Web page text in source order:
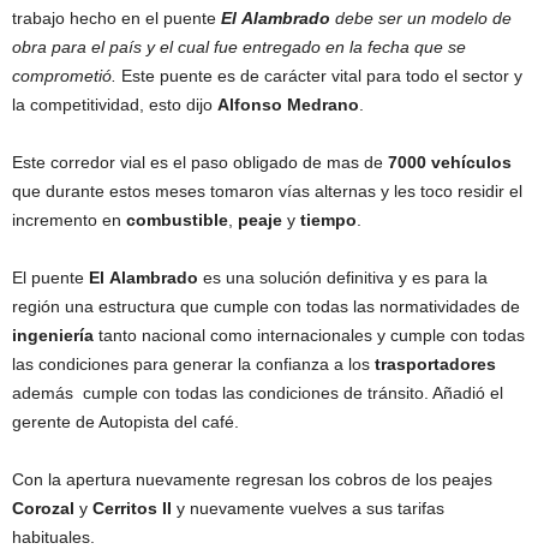
trabajo hecho en el puente El Alambrado debe ser un modelo de
obra para el país y el cual fue entregado en la fecha que se
comprometió. Este puente es de carácter vital para todo el sector y
la competitividad, esto dijo Alfonso Medrano.
Este corredor vial es el paso obligado de mas de 7000 vehículos
que durante estos meses tomaron vías alternas y les toco residir el
incremento en combustible, peaje y tiempo.
El puente El Alambrado es una solución definitiva y es para la
región una estructura que cumple con todas las normatividades de
ingeniería tanto nacional como internacionales y cumple con todas
las condiciones para generar la confianza a los trasportadores
además cumple con todas las condiciones de tránsito. Añadió el
gerente de Autopista del café.
Con la apertura nuevamente regresan los cobros de los peajes
Corozal y Cerritos II y nuevamente vuelves a sus tarifas
habituales.